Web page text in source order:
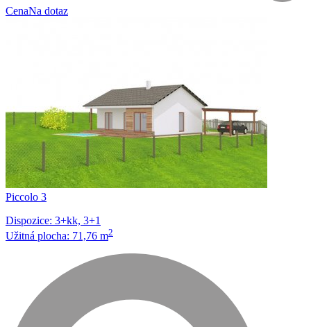
CenaNa dotaz
Piccolo 3
Dispozice: 3+kk, 3+1
Užitná plocha: 71,76 m2